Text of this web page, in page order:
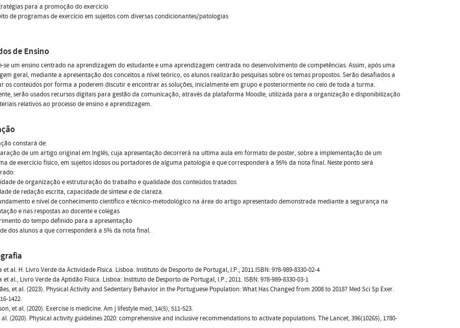
para a promoção do exercício
de programas de exercício em sujeitos com diversas condicionantes/patologias
de Ensino
se um ensino centrado na aprendizagem do estudante e uma aprendizagem centrada no desenvolvimento de competências. Assim, após uma
geral, mediante a apresentação dos conceitos a nível teórico, os alunos realizarão pesquisas sobre os temas propostos. Serão desafiados a
os conteúdos por forma a poderem discutir e encontrar as soluções, inicialmente em grupo e posteriormente no ceio de toda a turma.
serão usados recursos digitais para gestão da comunicação, através da plataforma Moodle, utilizada para a organização e disponibilização
relativos ao processo de ensino e aprendizagem.
constará de:
de um artigo original em Inglês, cuja apresentação decorrerá na ultima aula em formato de poster, sobre a implementação de um
de exercício físico, em sujeitos idosos ou portadores de alguma patologia e que corresponderá a 95% da nota final. Neste ponto será
de organização e estruturação do trabalho e qualidade dos conteúdos tratados
de redação escrita, capacidade de síntese e de clareza.
e nível de conhecimento científico e técnico-metodológico na área do artigo apresentado demonstrada mediante a segurança na
e nas respostas ao docente e colegas
do tempo definido para a apresentação
dos alunos a que corresponderá a 5% da nota final.
et al. H. Livro Verde da Actividade Física. Lisboa: Instituto de Desporto de Portugal, I.P.; 2011.ISBN: 978-989-8330-02-4
et al., Livro Verde da Aptidão Física. Lisboa: Instituto de Desporto de Portugal, I.P.; 2011. ISBN: 978-989-8330-03-1
et al. (2023). Physical Activity and Sedentary Behavior in the Portuguese Population: What Has Changed from 2008 to 2018? Med Sci Sp Exer.
1422.
et al. (2020). Exercise is medicine. Am j lifestyle med, 14(5), 511-523.
al. (2020). Physical activity guidelines 2020: comprehensive and inclusive recommendations to activate populations. The Lancet, 396(10265), 1780-